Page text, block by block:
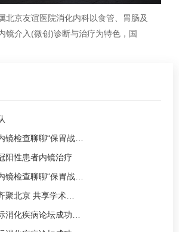
北京友谊医院消化内科以食管、胃肠及
镜介入(微创)诊断与治疗为特色，国
镜检查聊聊“保胃战…
阳性患者内镜治疗
镜检查聊聊“保胃战…
聚北京 共享学术…
消化疾病论坛成功…